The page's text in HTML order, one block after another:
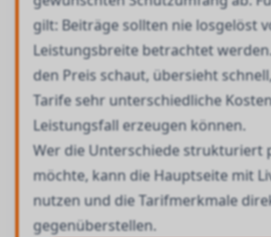
gilt: Beiträge sollten nie losgelöst
Leistungsbreite betrachtet
den Preis schaut, übersieht
Tarife sehr unterschiedliche
Leistungsfall erzeugen können.
Wer die Unterschiede strukturiert
möchte, kann die Hauptseite mit
nutzen und die Tarifmerkmale
gegenüberstellen.